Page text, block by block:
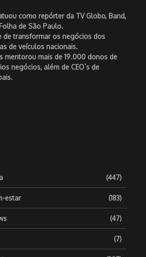
como repórter da TV Globo, Band,
de São Paulo.
de transformar os negócios dos
de veículos nacionais.
mentorou mais de 19.000 donos de
negócios, além de CEO`s de
(447)
estar (183)
(47)
(7)